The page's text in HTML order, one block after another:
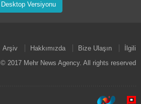
Desktop Versiyonu
Arşiv Hakkımızda Bize Ulaşın
İlgili
© 2017 Mehr News Agency. All rights reserved